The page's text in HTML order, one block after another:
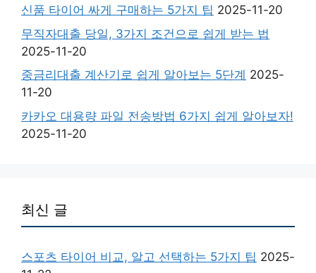
신품 타이어 싸게 구매하는 5가지 팁 2025-11-20
무직자대출 당일, 3가지 조건으로 쉽게 받는 법
2025-11-20
중금리대출 계산기로 쉽게 알아보는 5단계 2025-
11-20
카카오 대용량 파일 전송방법 6가지 쉽게 알아보자!
2025-11-20
최신 글
스포츠 타이어 비교, 알고 선택하는 5가지 팁 2025-